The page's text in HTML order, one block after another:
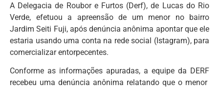
A Delegacia de Roubor e Furtos (Derf), de Lucas do Rio
Verde, efetuou a apreensão de um menor no bairro
Jardim Seiti Fuji, após denúncia anônima apontar que ele
estaria usando uma conta na rede social (Istagram), para
comercializar entorpecentes.
Conforme as informações apuradas, a equipe da DERF
recebeu uma denúncia anônima relatando que o menor